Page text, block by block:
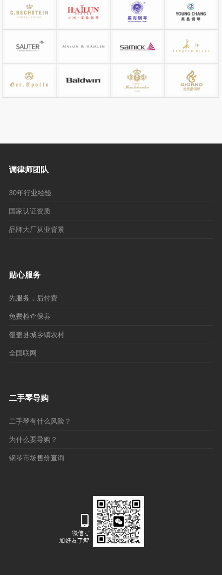
调律师团队
30年行业经验
国家认证资质
品牌大厂从业背景
贴心服务
先服务，后付费
免费检查保养
覆盖县城乡镇农村
全国联网
二手琴导购
二手琴有什么风险？
为什么要导购？
钢琴市场售价查询